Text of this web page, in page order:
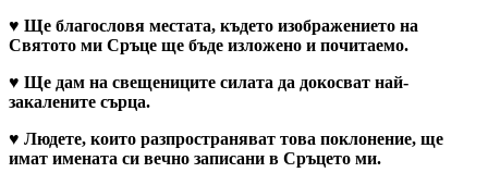
♥ Ще благословя местата, където изображението на
Святото ми Сръце ще бъде изложено и почитаемо.
♥ Ще дам на свещениците силата да докосват най-
закалените сърца.
♥ Людете, които разпространяват това поклонение, ще
имат имената си вечно записани в Сръцето ми.